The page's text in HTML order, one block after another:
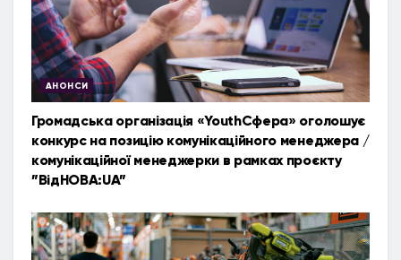
АНОНСИ
Громадська організація «YouthСфера» оголошує
конкурс на позицію комунікаційного менеджера /
комунікаційної менеджерки в рамках проєкту
”ВідНОВА:UA”